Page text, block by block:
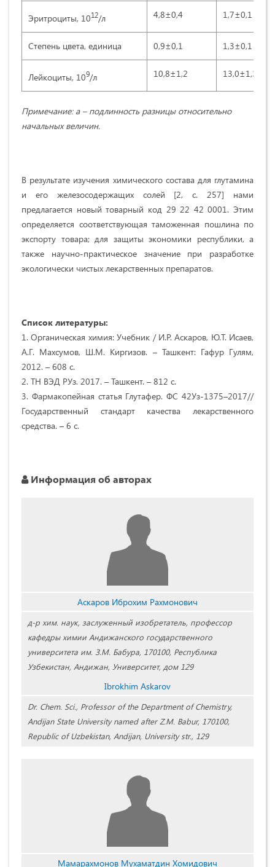
Эритроциты, 1012/л 4,8±0,4 1,7±0,1 а
Степень цвета, единица 0,9±0,1 1,3±0,1 а
Лейкоциты, 109/л 10,8±1,2 13,0±1,3
Примечание: а – подлинность разницы относительно
начальных величин.
В результате изучения химического состава для глутамина
и его железосодержащих солей [2, с. 257] нами
предлагается новый товарный код 29 22 42 0001. Этим
определяется соответствующая таможенная пошлина по
экспорту товара; для защиты экономики республики, а
также научно-практическое значение при разработке
экологически чистых лекарственных препаратов.
Список литературы:
1. Органическая химия: Учебник / И.Р. Аскаров, Ю.Т. Исаев,
А.Г. Махсумов, Ш.М. Киргизов. – Ташкент: Гафур Гулям,
2012. – 608 с.
2. ТН ВЭД РУз. 2017. – Ташкент. – 812 с.
3. Фармакопейная статья Глутафер. ФС 42Уз-1375–2017//
Государственный стандарт качества лекарственного
средства. – 6 с.
Информация об авторах
Аскаров Иброхим Рахмонович
д-р хим. наук, заслуженный изобретатель, профессор
кафедры химии Андижанского государственного
университета им. З.М. Бабура, 170100, Республика
Узбекистан, Андижан, Университет, дом 129
Ibrokhim Askarov
Dr. Chem. Sci., Professor of the Department of Chemistry,
Andijan State University named after Z.M. Babur, 170100,
Republic of Uzbekistan, Andijan, University str., 129
Мамарахмонов Мухаматдин Хомидович